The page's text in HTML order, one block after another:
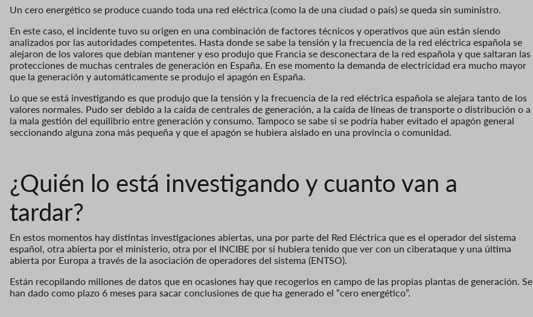
Un cero energético se produce cuando toda una red eléctrica (como la de una ciudad o país) se queda sin suministro.
En este caso, el incidente tuvo su origen en una combinación de factores técnicos y operativos que aún están siendo
analizados por las autoridades competentes. Hasta donde se sabe la tensión y la frecuencia de la red eléctrica española se
alejaron de los valores que debían mantener y eso produjo que Francia se desconectara de la red española y que saltaran las
protecciones de muchas centrales de generación en España. En ese momento la demanda de electricidad era mucho mayor
que la generación y automáticamente se produjo el apagón en España.
Lo que se está investigando es que produjo que la tensión y la frecuencia de la red eléctrica española se alejara tanto de los
valores normales. Pudo ser debido a la caída de centrales de generación, a la caída de líneas de transporte o distribución o a
la mala gestión del equilibrio entre generación y consumo. Tampoco se sabe si se podría haber evitado el apagón general
seccionando alguna zona más pequeña y que el apagón se hubiera aislado en una provincia o comunidad.
¿Quién lo está investigando y cuanto van a
tardar?
En estos momentos hay distintas investigaciones abiertas, una por parte del Red Eléctrica que es el operador del sistema
español, otra abierta por el ministerio, otra por el INCIBE por si hubiera tenido que ver con un ciberataque y una última
abierta por Europa a través de la asociación de operadores del sistema (ENTSO).
Están recopilando millones de datos que en ocasiones hay que recogerlos en campo de las propias plantas de generación. Se
han dado como plazo 6 meses para sacar conclusiones de que ha generado el “cero energético”.